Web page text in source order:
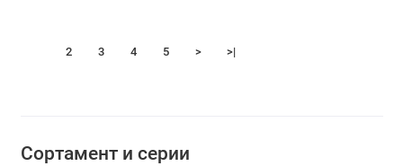
2 3 4 5 > >|
Сортамент и серии